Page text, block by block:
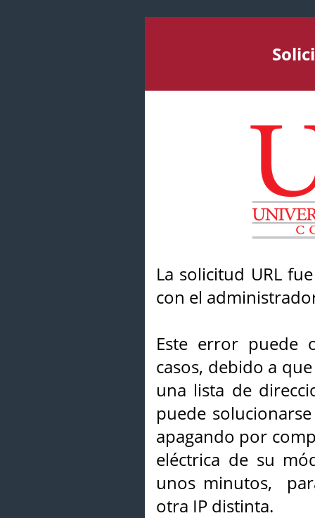
La solicitud URL
con el
Este error puede
casos, debido a
una lista de
puede
apagando por
eléctrica de su
unos minutos,
otra IP distinta.